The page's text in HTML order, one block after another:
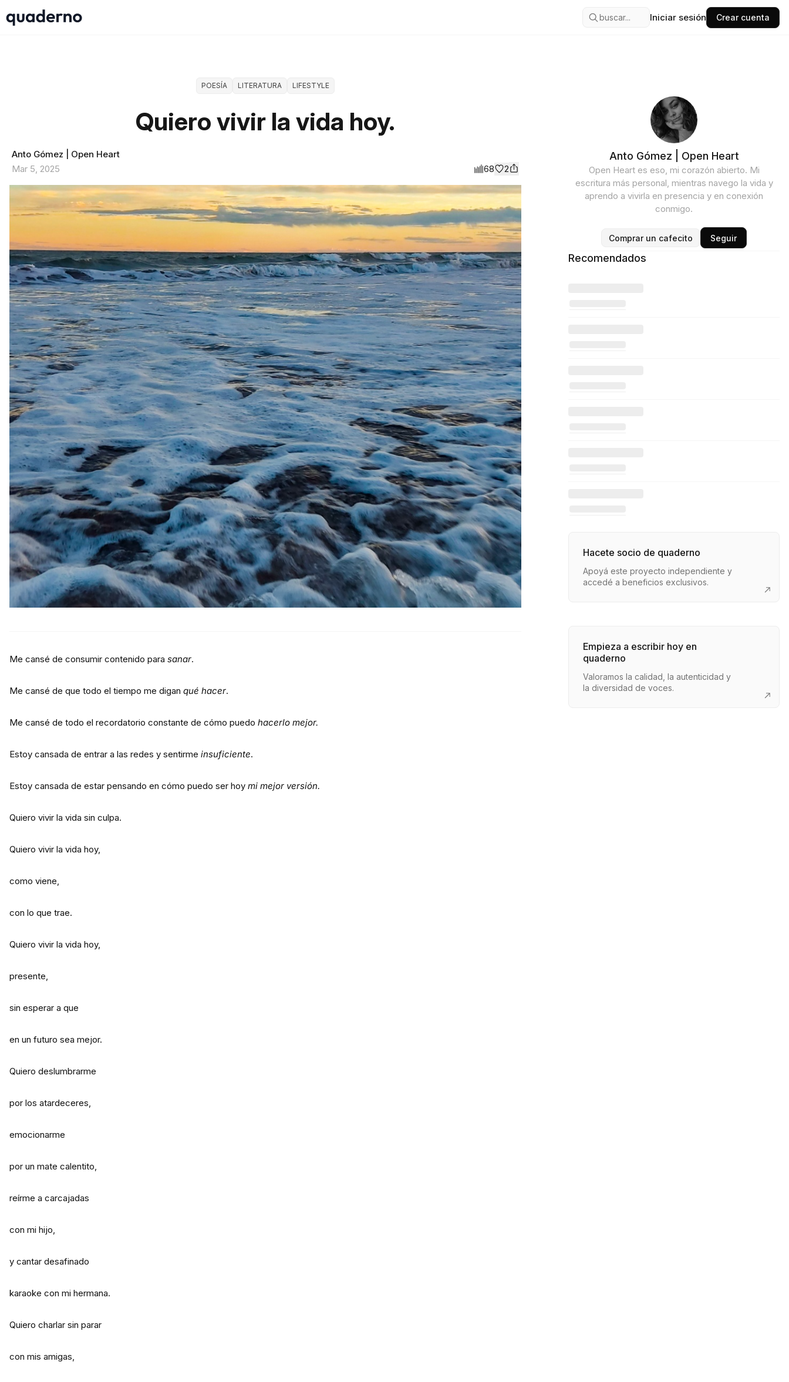
buscar... Iniciar sesión Crear cuenta
POESÍA LITERATURA LIFESTYLE
Quiero vivir la vida hoy.
Anto Gómez | Open Heart
Mar 5, 2025
68 2
Me cansé de consumir contenido para sanar.
Me cansé de que todo el tiempo me digan qué hacer.
Me cansé de todo el recordatorio constante de cómo puedo hacerlo mejor.
Estoy cansada de entrar a las redes y sentirme insuficiente.
Estoy cansada de estar pensando en cómo puedo ser hoy mi mejor versión.
Quiero vivir la vida sin culpa.
Quiero vivir la vida hoy,
como viene,
con lo que trae.
Quiero vivir la vida hoy,
presente,
sin esperar a que
en un futuro sea mejor.
Quiero deslumbrarme
por los atardeceres,
emocionarme
por un mate calentito,
reírme a carcajadas
con mi hijo,
y cantar desafinado
karaoke con mi hermana.
Quiero charlar sin parar
con mis amigas,
Anto Gómez | Open Heart
Open Heart es eso, mi corazón abierto. Mi
escritura más personal, mientras navego la vida y
aprendo a vivirla en presencia y en conexión
conmigo.
Comprar un cafecito Seguir
Recomendados
Hacete socio de quaderno
Apoyá este proyecto independiente y
accedé a beneficios exclusivos.
Empieza a escribir hoy en
quaderno
Valoramos la calidad, la autenticidad y
la diversidad de voces.